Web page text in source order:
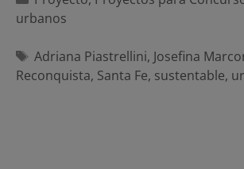
urbanos
Etiquetas
Adriana Piastrellini, Josefina
Reconquista, Santa Fe, sustentable,